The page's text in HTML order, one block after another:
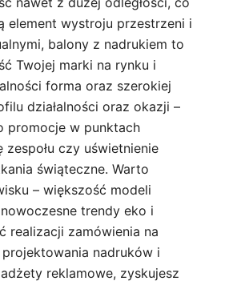
element wystroju przestrzeni i
balony z nadrukiem to
Twojej marki na rynku i
forma oraz szerokiej
działalności oraz okazji –
promocje w punktach
czy uświetnienie
świąteczne. Warto
– większość modeli
trendy eko i
realizacji zamówienia na
nadruków i
reklamowe, zyskujesz